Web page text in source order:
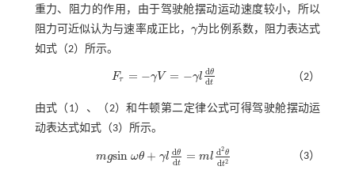
重力、阻力的作用，由于驾驶舱摆动运动速度较小，所以
阻力可近似认为与速率成正比，γ
γ为比例系数，阻力表达式
如式（2） 所示。
Fτ = −γV = −γl dθ
dt
Fτ= γV =-γldθ dt （2）
由式（ 1）、（ 2）和牛顿第二定律公式可得驾驶舱摆动运
动表达式如式（3） 所示。
mgsin ωθ + γl dθ
dt = ml d2θ
dt2
mgsin ωθ+γld θdt=m ld2θdt 2 （3）